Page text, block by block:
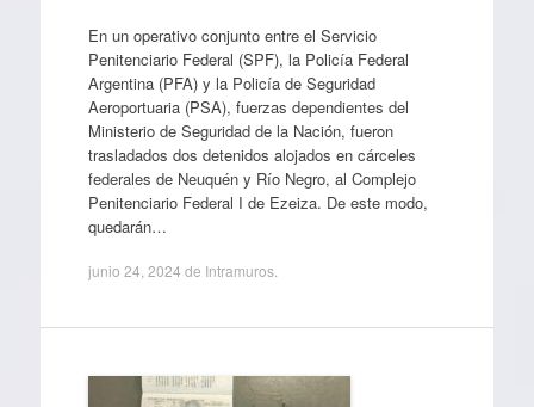
En un operativo conjunto entre el Servicio
Penitenciario Federal (SPF), la Policía Federal
Argentina (PFA) y la Policía de Seguridad
Aeroportuaria (PSA), fuerzas dependientes del
Ministerio de Seguridad de la Nación, fueron
trasladados dos detenidos alojados en cárceles
federales de Neuquén y Río Negro, al Complejo
Penitenciario Federal I de Ezeiza. De este modo,
quedarán…
junio 24, 2024 de Intramuros.